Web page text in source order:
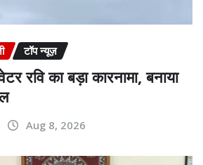
टॉप न्यूज़
रवि का बड़ा कारनामा, बनाया
Aug 8, 2026